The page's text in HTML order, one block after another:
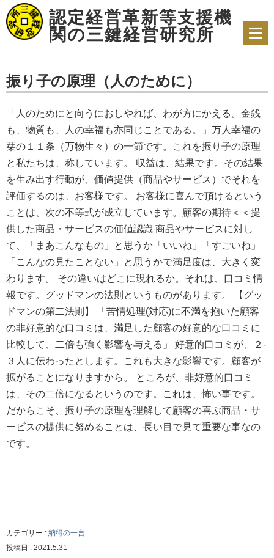
堅・
中
皆
様
発
展・
化
め
行
っ
ま
（認
援
機
ID
107412000210）
認定経営革新等支援機
関の三鍵経営研究所
振り子の原理（人のために）
「人のためにと向うにおしやれば、わが方にかえる。金銭
も、物質も、人の幸福も亦同じことである。」万人幸福の
栞の１１条（万物生々）の一節です。これを振り子の原理
と私たちは、称しています。 収益は、結果です。その結果
を生み出す行動が、価値提供（商品やサービス）でそれを
評価するのは、お客様です。 お客様に喜んで頂けるという
ことは、次の不等式が成立しています。顧客の期待＜＜提
供した商品・サービスの価値認識 商品やサービスに対し
て、「まあこんなもの」と思うか「いいね」「すごいね」
「こんなの見たことない」と思うかで満足度は、大きく変
わります。 その違いはどこに現れるか。それは、口コミ情
報です。グッドマンの法則というものがあります。 【グッ
ドマンの第二法則】 「苦情処理(対応)に不満を抱いた顧客
の非好意的な口コミは、満足した顧客の好意的な口コミに
比較して、二倍も強く影響を与える」 好意的口コミが、２-
３人に伝わったとします。これも大きな影響です。顧客が
拡がることになりますから。 ところが、非好意的口コミ
は、その二倍になるというのです。これは、怖い事です。
だからこそ、振り子の原理を理解して顧客の喜ぶ商品・サ
ービスの提供に努めることは、長い目で見て重要な事なの
です。
カテゴリー : 納得の一言
投稿日 : 2021.5.31